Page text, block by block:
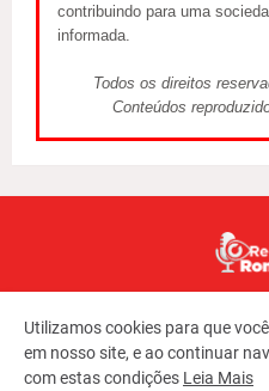
contribuindo para uma
informada.
Todos os direitos
Conteúdos
Utilizamos cookies para que
em nosso site, e ao continuar
com estas condições Leia Mais